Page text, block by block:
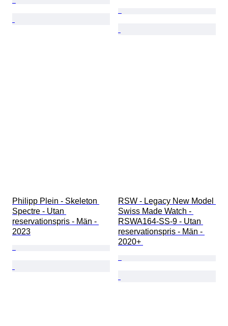
Philipp Plein - Skeleton
Spectre - Utan
reservationspris - Män -
2023
RSW - Legacy New Model
Swiss Made Watch -
RSWA164-SS-9 - Utan
reservationspris - Män -
2020+